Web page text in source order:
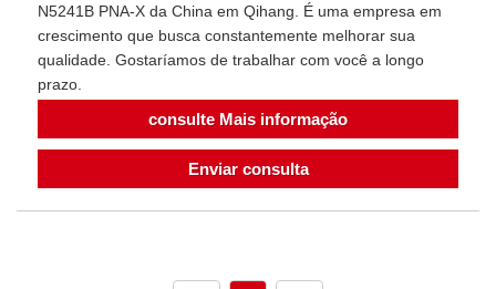
N5241B PNA-X da China em Qihang. É uma empresa em
crescimento que busca constantemente melhorar sua
qualidade. Gostaríamos de trabalhar com você a longo
prazo.
consulte Mais informação
Enviar consulta